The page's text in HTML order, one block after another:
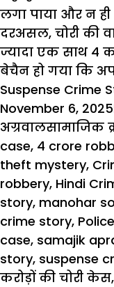
लगा पाया और न
दरअसल, चोरी की
ज्यादा एक साथ 4
बेचैन हो गया कि
Suspense Crime
Posted
on
November 6, 2025
अग्रवालसामाजिक
case, 4 crore
theft mystery,
robbery, Hindi
story, manohar
crime story,
case, samajik
story, suspense
करोड़ों की चोरी केस,